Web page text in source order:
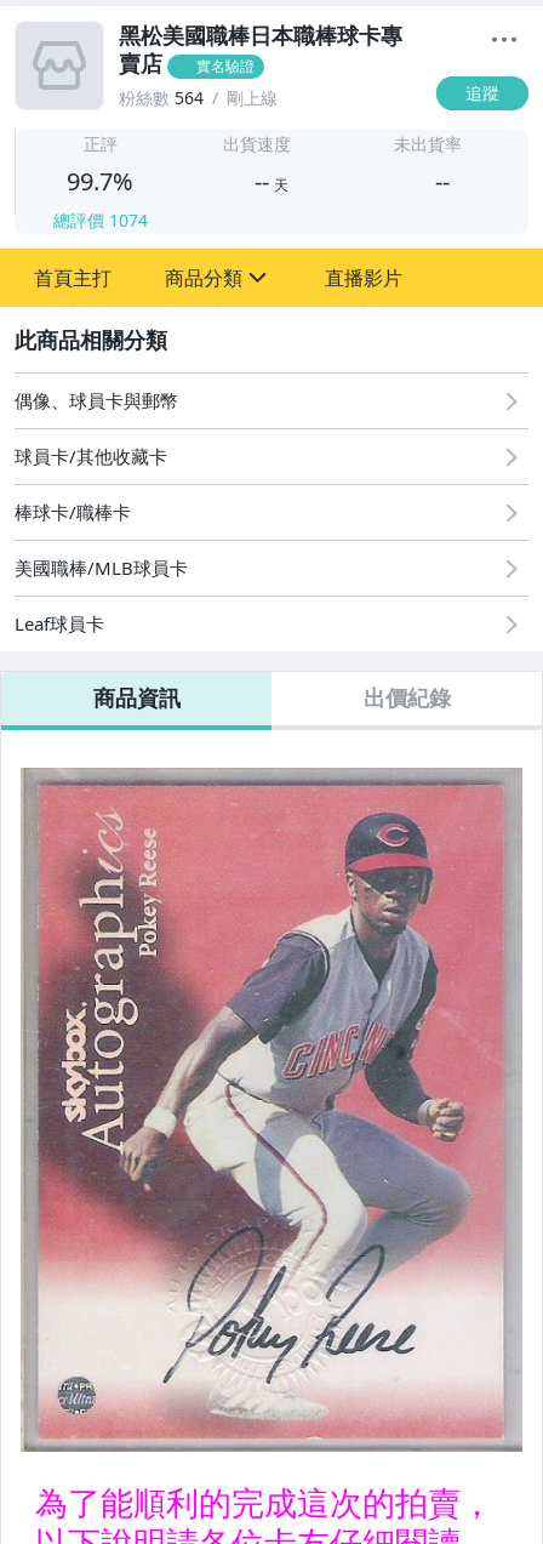
黑松美國職棒日本職棒球卡專
賣店
實名驗證
粉絲數 564 剛上線 追蹤
正評
99.7%
總評價 1074
出貨速度
-- 天
未出貨率
--
首頁主打 商品分類
成人專區
玩具、模型與公仔
運動、戶外與休閒
直播影片
偶像、球員卡與郵幣
球員卡/其他收藏卡
棒球卡/職棒卡
美國職棒/MLB球員卡
Leaf球員卡
商品資訊 出價紀錄